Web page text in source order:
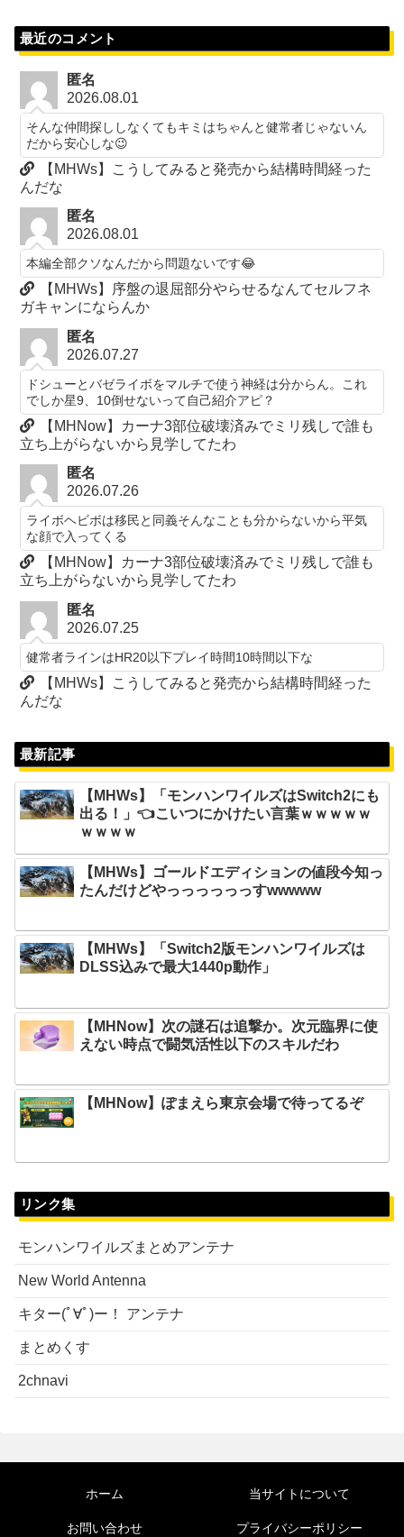
最近のコメント
匿名
2026.08.01
そんな仲間探ししなくてもキミはちゃんと健常者じゃないん
だから安心しな😉
【MHWs】こうしてみると発売から結構時間経った
んだな
匿名
2026.08.01
本編全部クソなんだから問題ないです😂
【MHWs】序盤の退屈部分やらせるなんてセルフネ
ガキャンにならんか
匿名
2026.07.27
ドシューとバゼライボをマルチで使う神経は分からん。これ
でしか星9、10倒せないって自己紹介アピ？
【MHNow】カーナ3部位破壊済みでミリ残しで誰も
立ち上がらないから見学してたわ
匿名
2026.07.26
ライボヘビボは移民と同義そんなことも分からないから平気
な顔で入ってくる
【MHNow】カーナ3部位破壊済みでミリ残しで誰も
立ち上がらないから見学してたわ
匿名
2026.07.25
健常者ラインはHR20以下プレイ時間10時間以下な
【MHWs】こうしてみると発売から結構時間経った
んだな
最新記事
【MHWs】「モンハンワイルズはSwitch2にも
出る！」👈こいつにかけたい言葉ｗｗｗｗｗ
ｗｗｗｗ
【MHWs】ゴールドエディションの値段今知っ
たんだけどやっっっっっっすwwwww
【MHWs】「Switch2版モンハンワイルズは
DLSS込みで最大1440p動作」
【MHNow】次の謎石は追撃か。次元臨界に使
えない時点で闘気活性以下のスキルだわ
【MHNow】ぽまえら東京会場で待ってるぞ
リンク集
モンハンワイルズまとめアンテナ
New World Antenna
キター(ﾟ∀ﾟ)ー！ アンテナ
まとめくす
2chnavi
ホーム 当サイトについて
お問い合わせ プライバシーポリシー